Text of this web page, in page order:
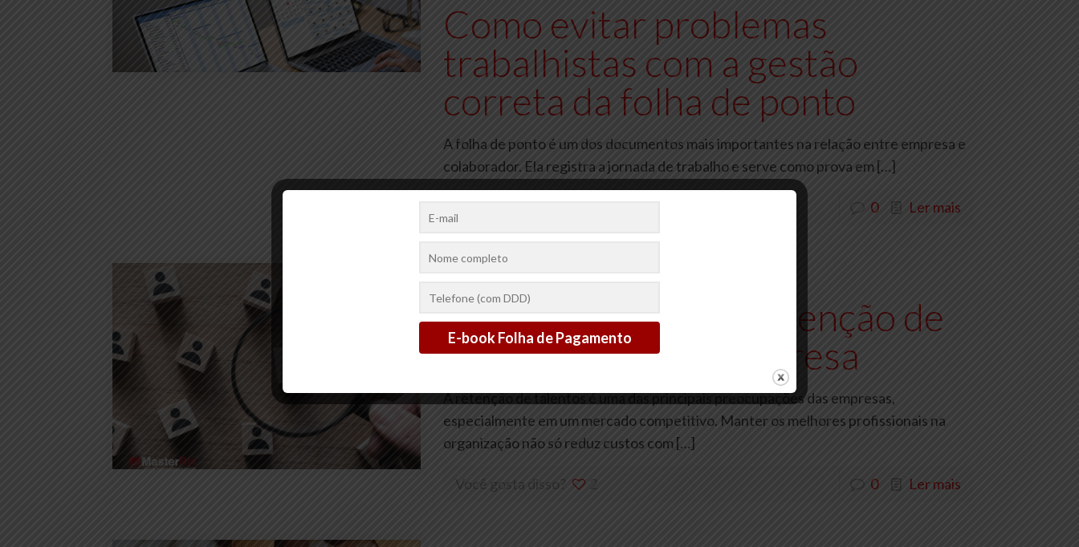
Como evitar problemas
trabalhistas com a gestão
correta da folha de ponto
A folha de ponto é um dos documentos mais importantes na relação entre empresa e
colaborador. Ela registra a jornada de trabalho e serve como prova em[…]
0 Ler mais
Como Melhorar a Retenção de
Talentos em Sua Empresa
A retenção de talentos é uma das principais preocupações das empresas,
especialmente em um mercado competitivo. Manter os melhores profissionais na
organização não só reduz custos com[…]
Você gosta disso? 2 0 Ler mais